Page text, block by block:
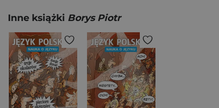
Inne książki Borys Piotr